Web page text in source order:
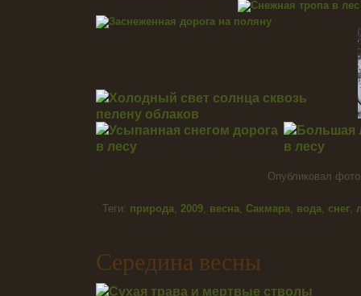
Опубликовал
Теги: природа, 2009, весна, Сакмара, вода, снег,
Середина весны